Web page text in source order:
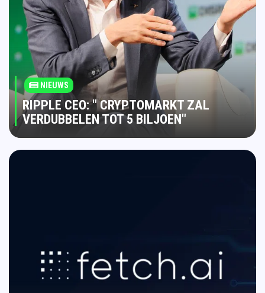
NIEUWS
RIPPLE CEO: " CRYPTOMARKT ZAL
VERDUBBELEN TOT 5 BILJOEN"